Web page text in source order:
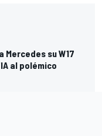
su W17
al polémico